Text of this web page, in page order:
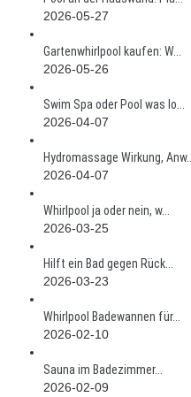
2026-05-27
Gartenwhirlpool kaufen: W...
2026-05-26
Swim Spa oder Pool was lo...
2026-04-07
Hydromassage Wirkung, Anw...
2026-04-07
Whirlpool ja oder nein, w...
2026-03-25
Hilft ein Bad gegen Rück...
2026-03-23
Whirlpool Badewannen für...
2026-02-10
Sauna im Badezimmer...
2026-02-09